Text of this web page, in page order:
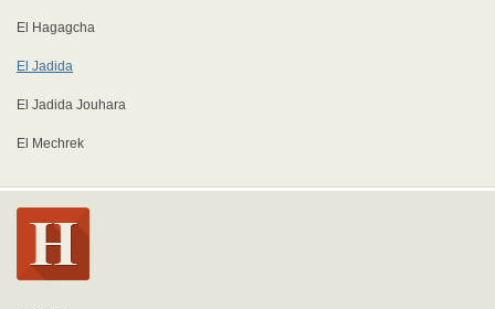
El Hagagcha
El Jadida
El Jadida Jouhara
El Mechrek